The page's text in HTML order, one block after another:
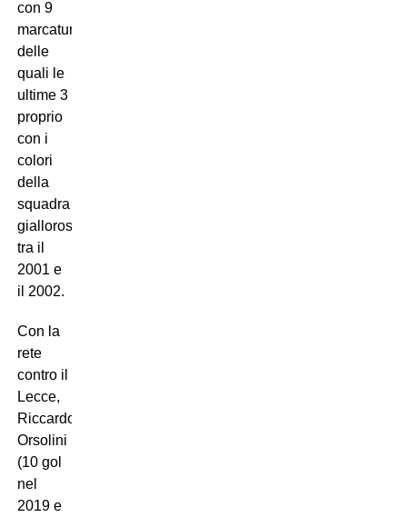
con 9
marcature
delle
quali le
ultime 3
proprio
con i
colori
della
squadra
giallorossa
tra il
2001 e
il 2002.
Con la
rete
contro il
Lecce,
Riccardo
Orsolini
(10 gol
nel
2019 e